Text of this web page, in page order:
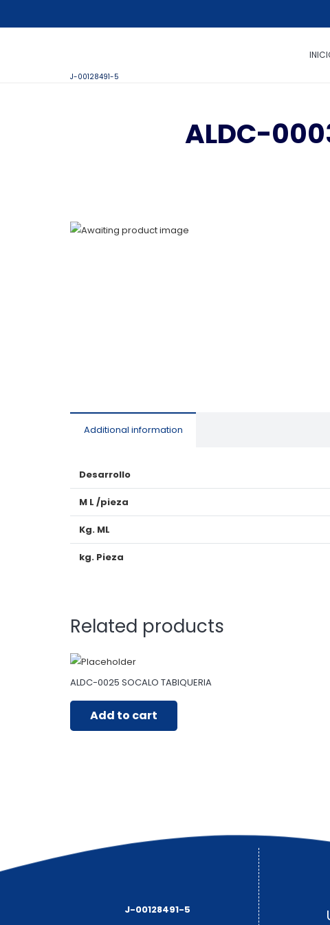
J-00128491-5
ALDC-
Additional information
Desarrollo
M L /pieza
Kg. ML
kg. Pieza
Related products
ALDC-0025 SOCALO TABIQUERIA
Add to cart
J-00128491-5